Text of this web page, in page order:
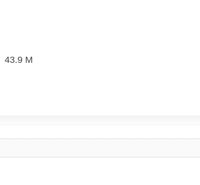
43.9 M